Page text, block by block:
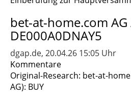
bet-at-home.com
DE000A0DNAY5
dgap.de, 20.04.26 15:05 Uhr
Kommentare
Original-Research: bet-at-
AG): BUY